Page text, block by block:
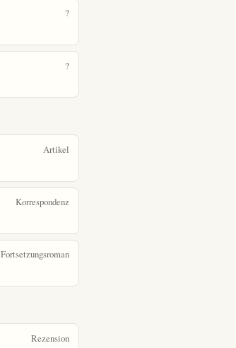
?
?
Artikel
Korrespondenz
Fortsetzungsroman
Rezension